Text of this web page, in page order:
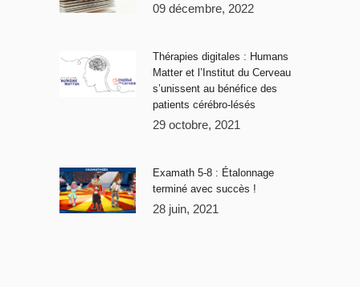
09 décembre, 2022
Thérapies digitales : Humans
Matter et l’Institut du Cerveau
s’unissent au bénéfice des
patients cérébro-lésés
29 octobre, 2021
Examath 5-8 : Étalonnage
terminé avec succès !
28 juin, 2021